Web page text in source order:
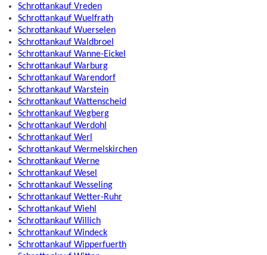
Schrottankauf Vreden
Schrottankauf Wuelfrath
Schrottankauf Wuerselen
Schrottankauf Waldbroel
Schrottankauf Wanne-Eickel
Schrottankauf Warburg
Schrottankauf Warendorf
Schrottankauf Warstein
Schrottankauf Wattenscheid
Schrottankauf Wegberg
Schrottankauf Werdohl
Schrottankauf Werl
Schrottankauf Wermelskirchen
Schrottankauf Werne
Schrottankauf Wesel
Schrottankauf Wesseling
Schrottankauf Wetter-Ruhr
Schrottankauf Wiehl
Schrottankauf Willich
Schrottankauf Windeck
Schrottankauf Wipperfuerth